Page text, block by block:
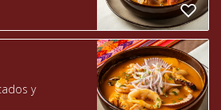
y